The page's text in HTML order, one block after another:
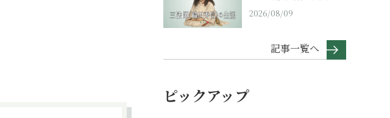
2026/08/09
記事一覧へ
ピックアップ